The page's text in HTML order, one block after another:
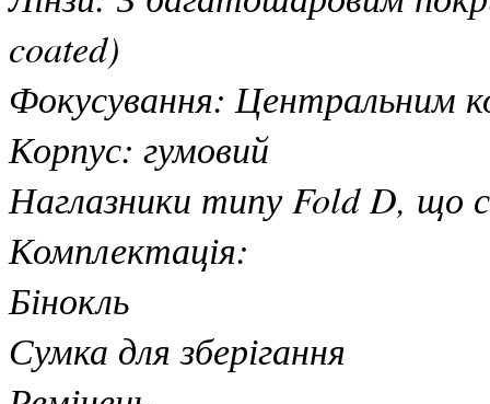
coated)
Фокусування: Центральним
Корпус: гумовий
Наглазники типу Fold D, що
Комплектація:
Бінокль
Сумка для зберігання